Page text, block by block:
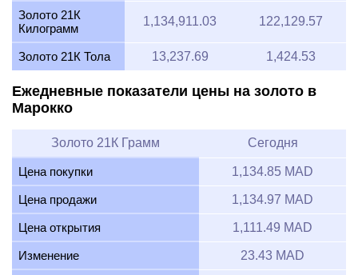
Золото 21К
Килограмм
1,134,911.03 122,129.57
Золото 21К Тола 13,237.69 1,424.53
Ежедневные показатели цены на золото в
Марокко
Золото 21К Грамм Сегодня
Цена покупки 1,134.85 MAD
Цена продажи 1,134.97 MAD
Цена открытия 1,111.49 MAD
Изменение 23.43 MAD